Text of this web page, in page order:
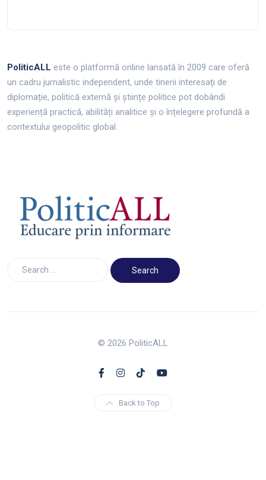
PoliticALL este o platformă online lansată în 2009 care oferă
un cadru jurnalistic independent, unde tinerii interesați de
diplomație, politică externă și științe politice pot dobândi
experiență practică, abilități analitice și o înțelegere profundă a
contextului geopolitic global.
© 2026 PoliticALL
Back to Top